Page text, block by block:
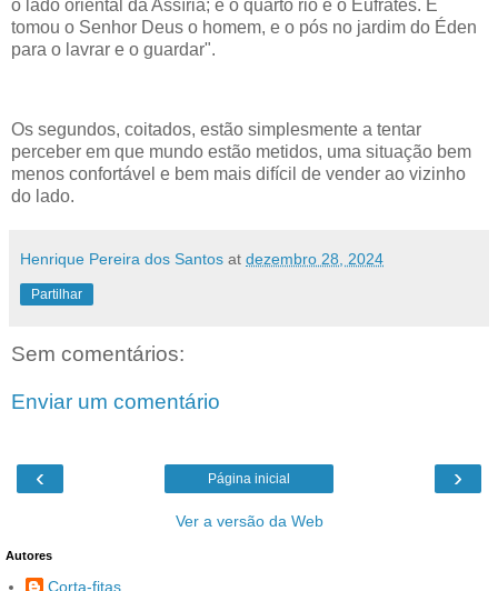
o lado oriental da Assíria; e o quarto rio é o Eufrates. E
tomou o Senhor Deus o homem, e o pós no jardim do Éden
para o lavrar e o guardar".
Os segundos, coitados, estão simplesmente a tentar
perceber em que mundo estão metidos, uma situação bem
menos confortável e bem mais difícil de vender ao vizinho
do lado.
Henrique Pereira dos Santos at dezembro 28, 2024
Partilhar
Sem comentários:
Enviar um comentário
‹ ›
Página inicial
Ver a versão da Web
Autores
Corta-fitas